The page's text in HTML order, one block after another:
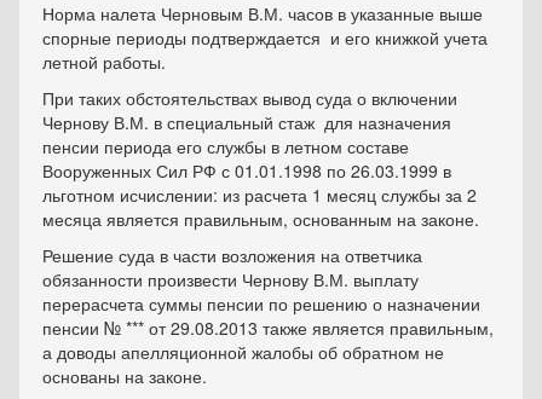
Норма налета Черновым В.М. часов в указанные выше
спорные периоды подтверждается и его книжкой учета
летной работы.
При таких обстоятельствах вывод суда о включении
Чернову В.М. в специальный стаж для назначения
пенсии периода его службы в летном составе
Вооруженных Сил РФ с 01.01.1998 по 26.03.1999 в
льготном исчислении: из расчета 1 месяц службы за 2
месяца является правильным, основанным на законе.
Решение суда в части возложения на ответчика
обязанности произвести Чернову В.М. выплату
перерасчета суммы пенсии по решению о назначении
пенсии № *** от 29.08.2013 также является правильным,
а доводы апелляционной жалобы об обратном не
основаны на законе.